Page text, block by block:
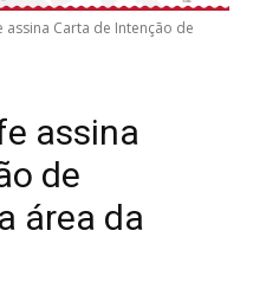
assina Carta de Intenção de
assina
de
área da